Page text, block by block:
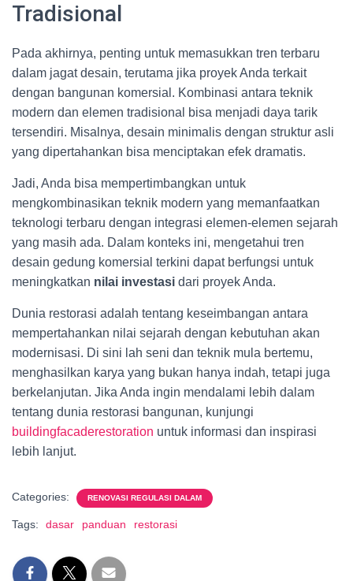
Tradisional
Pada akhirnya, penting untuk memasukkan tren terbaru
dalam jagat desain, terutama jika proyek Anda terkait
dengan bangunan komersial. Kombinasi antara teknik
modern dan elemen tradisional bisa menjadi daya tarik
tersendiri. Misalnya, desain minimalis dengan struktur asli
yang dipertahankan bisa menciptakan efek dramatis.
Jadi, Anda bisa mempertimbangkan untuk
mengkombinasikan teknik modern yang memanfaatkan
teknologi terbaru dengan integrasi elemen-elemen sejarah
yang masih ada. Dalam konteks ini, mengetahui tren
desain gedung komersial terkini dapat berfungsi untuk
meningkatkan nilai investasi dari proyek Anda.
Dunia restorasi adalah tentang keseimbangan antara
mempertahankan nilai sejarah dengan kebutuhan akan
modernisasi. Di sini lah seni dan teknik mula bertemu,
menghasilkan karya yang bukan hanya indah, tetapi juga
berkelanjutan. Jika Anda ingin mendalami lebih dalam
tentang dunia restorasi bangunan, kunjungi
buildingfacaderestoration untuk informasi dan inspirasi
lebih lanjut.
Categories: RENOVASI REGULASI DALAM
Tags: dasar panduan restorasi